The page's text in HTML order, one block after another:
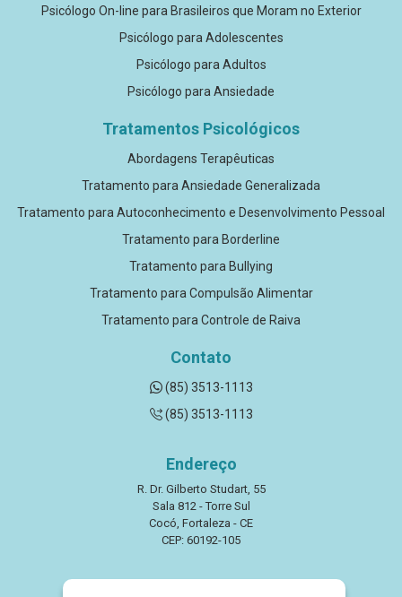
Psicólogo On-line para Brasileiros que Moram no Exterior
Psicólogo para Adolescentes
Psicólogo para Adultos
Psicólogo para Ansiedade
Tratamentos Psicológicos
Abordagens Terapêuticas
Tratamento para Ansiedade Generalizada
Tratamento para Autoconhecimento e Desenvolvimento Pessoal
Tratamento para Borderline
Tratamento para Bullying
Tratamento para Compulsão Alimentar
Tratamento para Controle de Raiva
Contato
(85) 3513-1113
(85) 3513-1113
Endereço
R. Dr. Gilberto Studart, 55
Sala 812 - Torre Sul
Cocó, Fortaleza - CE
CEP: 60192-105